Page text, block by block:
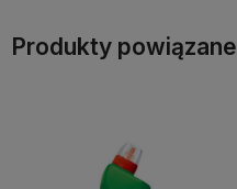
Produkty powiązane